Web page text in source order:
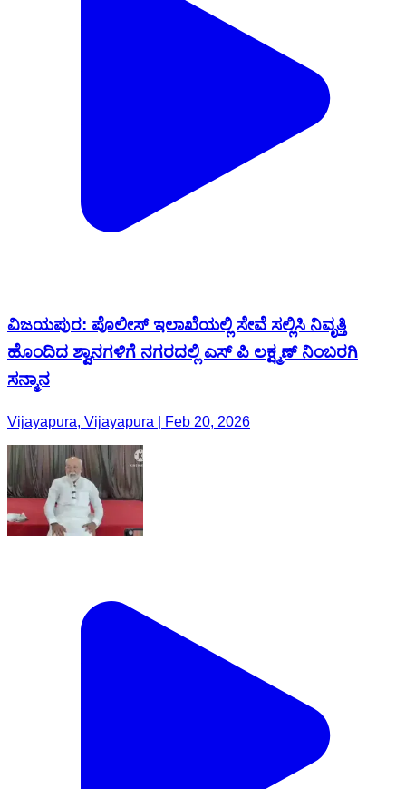
ವಿಜಯಪುರ: ಪೊಲೀಸ್ ಇಲಾಖೆಯಲ್ಲಿ ಸೇವೆ ಸಲ್ಲಿಸಿ ನಿವೃತ್ತಿ
ಹೊಂದಿದ ಶ್ವಾನಗಳಿಗೆ ನಗರದಲ್ಲಿ ಎಸ್ ಪಿ ಲಕ್ಷ್ಮಣ್ ನಿಂಬರಗಿ
ಸನ್ಮಾನ
Vijayapura, Vijayapura | Feb 20, 2026